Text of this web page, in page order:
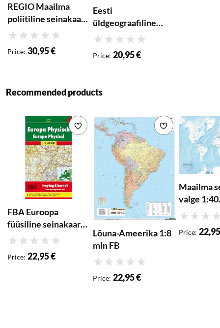
REGIO Maailma
poliitiline seinakaart
2024
Rating
Price: 30,95 €
Eesti
üldgeograafiline
seinakaart 1:400 000
Rating
Price: 20,95 €
Recommended products
FBA Euroopa
füüsiline seinakaart
1:3 500 000
Rating
Price: 22,95 €
Add to wishlist
Lõuna-Ameerika 1:8
mln FB
Rating
Price: 22,95 €
Add to wishlist
Maailma
valge
FB
Rating
Price: